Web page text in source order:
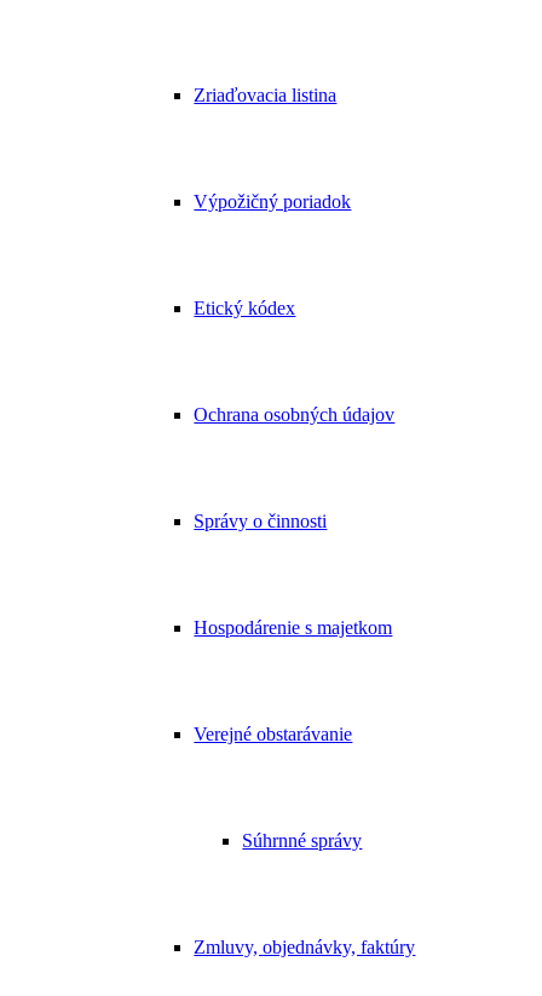
Zriaďovacia listina
Výpožičný poriadok
Etický kódex
Ochrana osobných údajov
Správy o činnosti
Hospodárenie s majetkom
Verejné obstarávanie
Súhrnné správy
Zmluvy, objednávky, faktúry